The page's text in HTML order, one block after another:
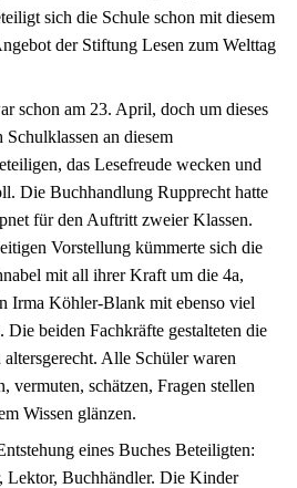
sich die Schule schon mit diesem
der Stiftung Lesen zum Welttag
schon am 23. April, doch um dieses
an diesem
das Lesefreude wecken und
Die Buchhandlung Rupprecht hatte
für den Auftritt zweier Klassen.
Vorstellung kümmerte sich die
mit all ihrer Kraft um die 4a,
Irma Köhler-Blank mit ebenso viel
Die beiden Fachkräfte gestalteten die
altersgerecht. Alle Schüler waren
vermuten, schätzen, Fragen stellen
Wissen glänzen.
eines Buches Beteiligten:
Lektor, Buchhändler. Die Kinder